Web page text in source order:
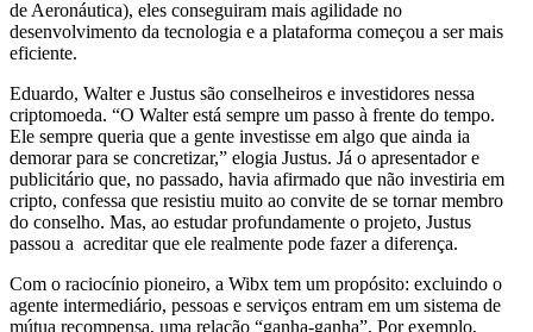
de Aeronáutica), eles conseguiram mais agilidade no
desenvolvimento da tecnologia e a plataforma começou a ser mais
eficiente.
Eduardo, Walter e Justus são conselheiros e investidores nessa
criptomoeda. “O Walter está sempre um passo à frente do tempo.
Ele sempre queria que a gente investisse em algo que ainda ia
demorar para se concretizar,” elogia Justus. Já o apresentador e
publicitário que, no passado, havia afirmado que não investiria em
cripto, confessa que resistiu muito ao convite de se tornar membro
do conselho. Mas, ao estudar profundamente o projeto, Justus
passou a acreditar que ele realmente pode fazer a diferença.
Com o raciocínio pioneiro, a Wibx tem um propósito: excluindo o
agente intermediário, pessoas e serviços entram em um sistema de
mútua recompensa, uma relação “ganha-ganha”. Por exemplo,